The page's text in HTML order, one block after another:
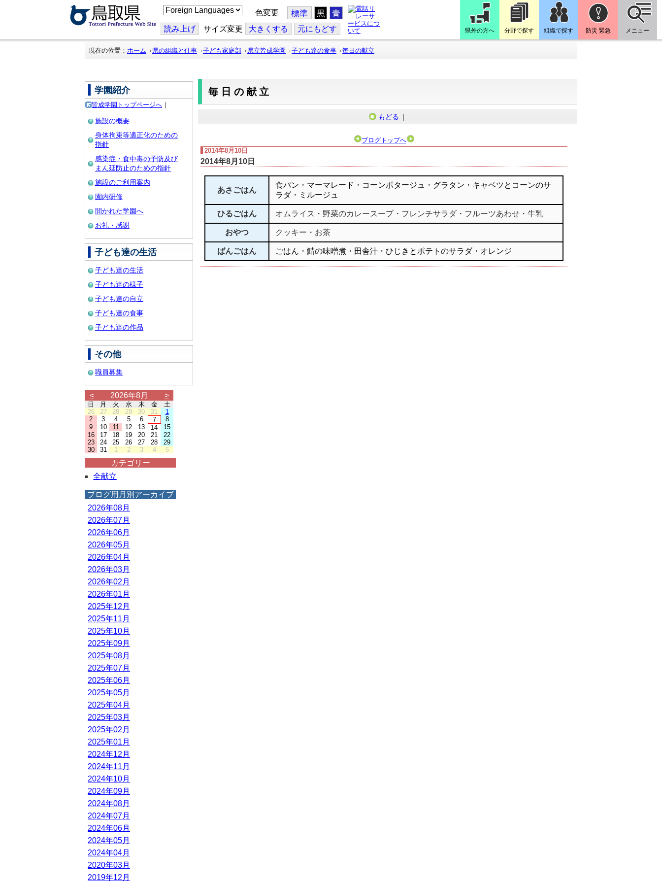
こ
の
ジ
を
翻
色変更 標準 黒 青
読み上げ サイズ変更 大きくする 元にもどす 県外の方へ 分野で探す 組織で探す 防災 緊急 メニュー
現在の位置： ホーム 県の組織と仕事 子ども家庭部 県立皆成学園 子ども達の食事 毎日の献立
学園紹介
皆成学園トップページへ ｜
施設の概要
身体拘束等適正化のための
指針
感染症・食中毒の予防及び
まん延防止のための指針
施設のご利用案内
園内研修
開かれた学園へ
お礼・感謝
子ども達の生活
子ども達の生活
子ども達の様子
子ども達の自立
子ども達の食事
子ども達の作品
その他
職員募集
< 2026年8月 >
日 月 火 水 木 金
土
26
27 28 29 30 31
1
2
3 4 5 6 7
8
9
10 11 12 13 14
15
16
17 18 19 20 21
22
23
24 25 26 27 28
29
30
31 1 2 3 4 5
カテゴリー
全献立
ブログ用月別アーカイブ
2026年08月
2026年07月
2026年06月
2026年05月
2026年04月
2026年03月
2026年02月
2026年01月
2025年12月
2025年11月
2025年10月
2025年09月
2025年08月
2025年07月
2025年06月
2025年05月
2025年04月
2025年03月
2025年02月
2025年01月
2024年12月
2024年11月
2024年10月
2024年09月
2024年08月
2024年07月
2024年06月
2024年05月
2024年04月
2020年03月
2019年12月
毎日の献立
もどる ｜
ブログトップへ
2014年8月10日
2014年8月10日
あさごはん
食パン・マーマレード・コーンポタージュ・グラタン・キャベツとコーンのサ
ラダ・ミルージュ
ひるごはん オムライス・野菜のカレースープ・フレンチサラダ・フルーツあわせ・牛乳
おやつ クッキー・お茶
ばんごはん ごはん・鯖の味噌煮・田舎汁・ひじきとポテトのサラダ・オレンジ